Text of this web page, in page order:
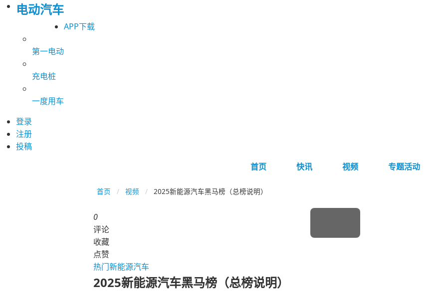
电动汽车
APP下载
第一电动
充电桩
一度用车
登录
注册
投稿
首页
快讯 视频 专题活动
首页 视频 2025新能源汽车黑马榜（总榜说明）
0
评论
收藏
点赞
热门新能源汽车
2025新能源汽车黑马榜（总榜说明）